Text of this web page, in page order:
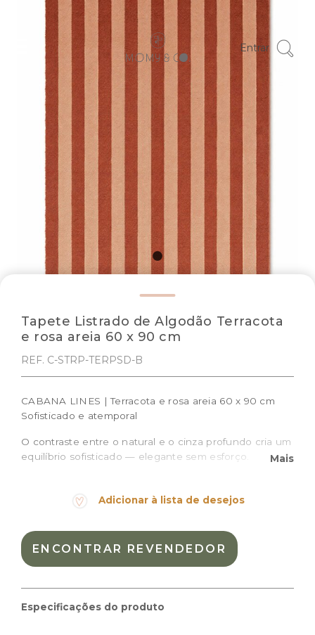
Entrar
Tapete Listrado de Algodão Terracota
e rosa areia 60 x 90 cm
REF. C-STRP-TERPSD-B
CABANA LINES | Terracota e rosa areia 60 x 90 cm
Sofisticado e atemporal
O contraste entre o natural e o cinza profundo cria um
equilíbrio sofisticado — elegante sem esforço.
é lavável na máquina e pensado para durar — e para
elemento arquitetônico no ambiente: organiza o
espaço, cria ritmo e traz personalidade sem impor.
✔ 100% algodão natural
Mais
Adicionar à lista de desejos
ENCONTRAR REVENDEDOR
Especificações do produto